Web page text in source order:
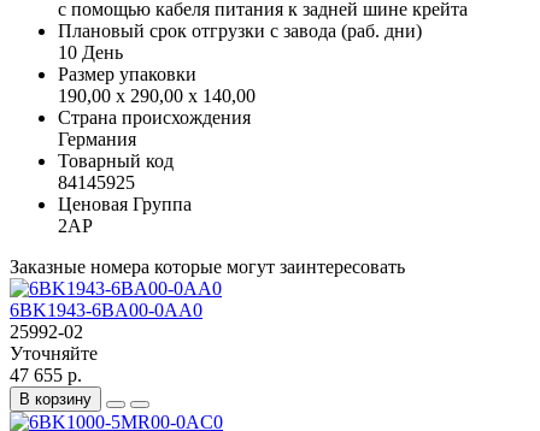
с помощью кабеля питания к задней шине крейта
Плановый срок отгрузки с завода (раб. дни)
10 День
Размер упаковки
190,00 x 290,00 x 140,00
Страна происхождения
Германия
Товарный код
84145925
Ценовая Группа
2AP
Заказные номера которые могут заинтересовать
6BK1943-6BA00-0AA0
25992-02
Уточняйте
47 655 р.
В корзину